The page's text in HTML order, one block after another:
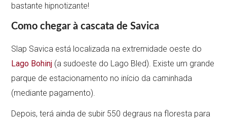
bastante hipnotizante!
Como chegar àcascata de Savica
Slap Savica está localizada na extremidade oeste do
Lago Bohinj (a sudoeste do Lago Bled). Existe um grande
parque de estacionamento no início da caminhada
(mediante pagamento).
Depois, terá ainda de subir 550 degraus na floresta para